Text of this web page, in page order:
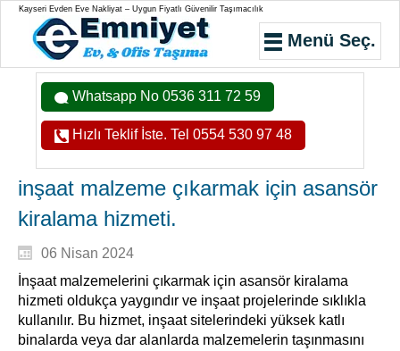
Kayseri Evden Eve Nakliyat – Uygun Fiyatlı Güvenilir Taşımacılık
Menü Seç.
Whatsapp No 0536 311 72 59
Hızlı Teklif İste. Tel 0554 530 97 48
inşaat malzeme çıkarmak için asansör
kiralama hizmeti.
06 Nisan 2024
İnşaat malzemelerini çıkarmak için asansör kiralama
hizmeti oldukça yaygındır ve inşaat projelerinde sıklıkla
kullanılır. Bu hizmet, inşaat sitelerindeki yüksek katlı
binalarda veya dar alanlarda malzemelerin taşınmasını